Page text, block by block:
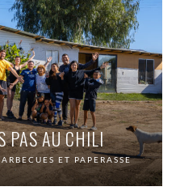
PAS AU CHILI
ET PAPERASSE